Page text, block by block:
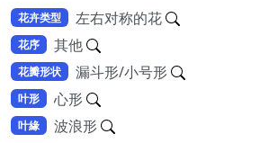
花卉类型 左右对称的花
花序 其他
花瓣形状 漏斗形/小号形
叶形 心形
叶緣 波浪形